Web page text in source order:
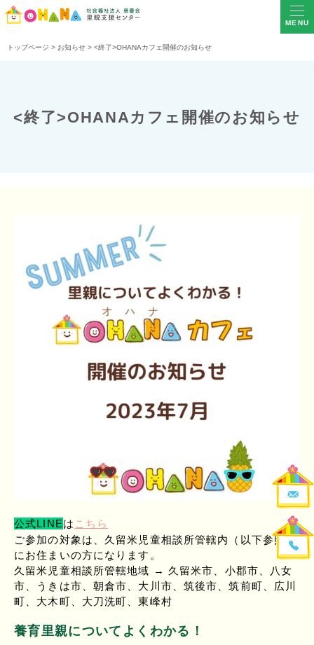
MENU
トップページ > お知らせ > <終了>OHANAカフェ開催のお知らせ
<終了>OHANAカフェ開催のお知らせ
公式LINEは こちら
ご参加の対象は、久留米児童相談所管轄内（以下参照）
にお住まいの方になります。
久留米児童相談所管轄地域 → 久留米市、小郡市、八女
市、うきは市、朝倉市、大川市、筑後市、筑前町、広川
町、大木町、大刀洗町、東峰村
養育里親についてよくわかる！